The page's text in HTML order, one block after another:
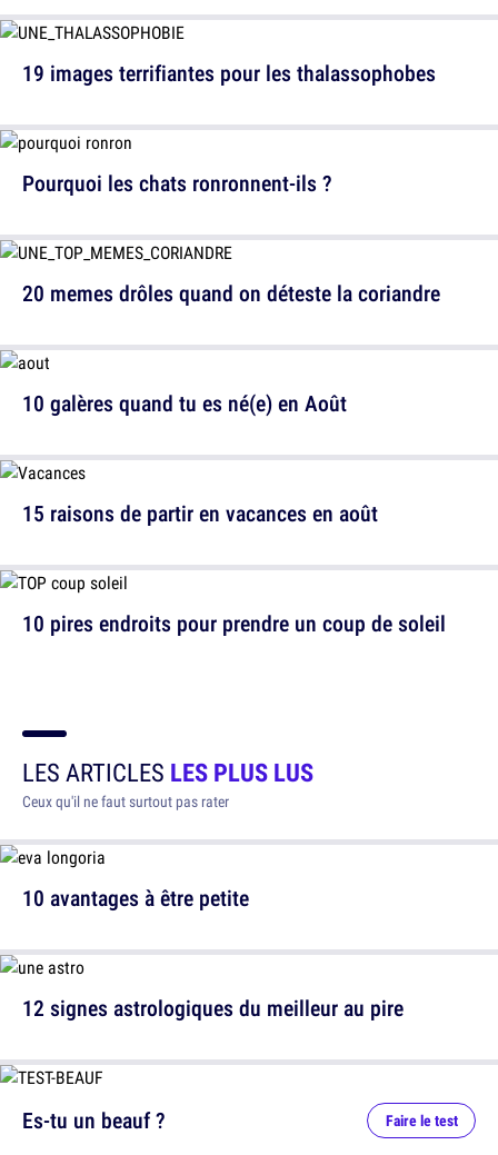
19 images terrifiantes pour les thalassophobes
20 memes drôles quand on déteste la coriandre
15 raisons de partir en vacances en août
Pourquoi les chats ronronnent-ils ?
10 galères quand tu es né(e) en Août
10 pires endroits pour prendre un coup de soleil
LES ARTICLES LES PLUS LUS
Ceux qu'il ne faut surtout pas rater
10 avantages à être petite
12 signes astrologiques du meilleur au pire
Es-tu un beauf ? Faire le test